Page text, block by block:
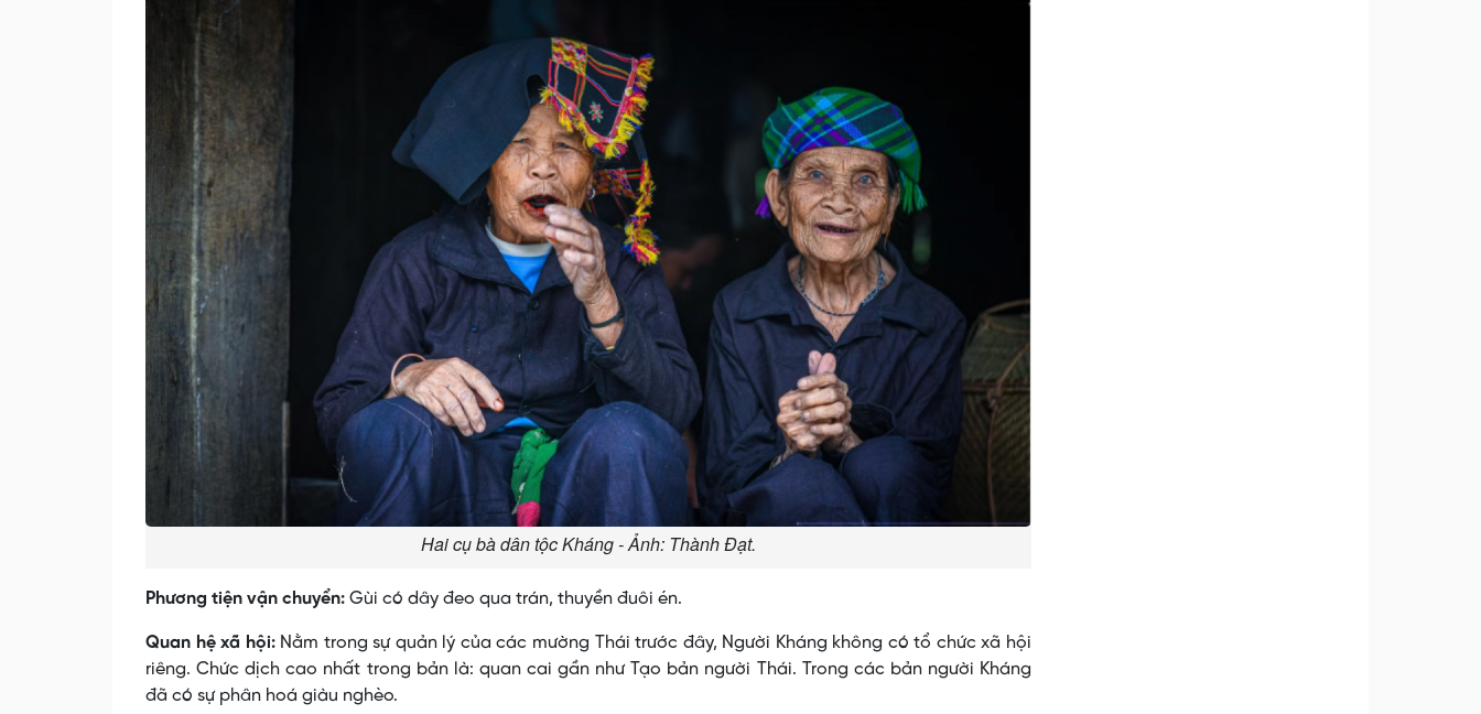
Hai cụ bà dân tộc Kháng - Ảnh: Thành Đạt.
Phương tiện vận chuyển: Gùi có dây đeo qua trán, thuyền đuôi én.
Quan hệ xã hội:Nằm trong sự quản lý của các mường Thái trước đây, Người Kháng không có tổ chức xã hội
riêng. Chức dịch cao nhất trong bản là: quan cai gần như Tạo bản người Thái. Trong các bản người Kháng
đã có sự phân hoá giàu nghèo.